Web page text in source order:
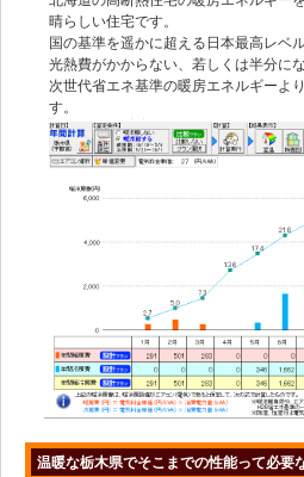
晴らしい住宅です。
国の基準を遥かに超える日本最高レベ
光熱費がかからない、若しくは半分に
次世代省エネ基準の暖房エネルギーよ
す。
温暖な栃木県でそこまでの性能って必要